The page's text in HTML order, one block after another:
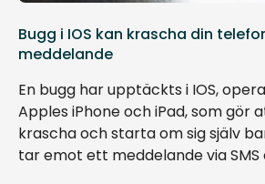
Bugg i IOS kan krascha din
meddelande
En bugg har upptäckts i IOS,
Apples iPhone och iPad, som gör
krascha och starta om sig själv
tar emot ett meddelande via SMS